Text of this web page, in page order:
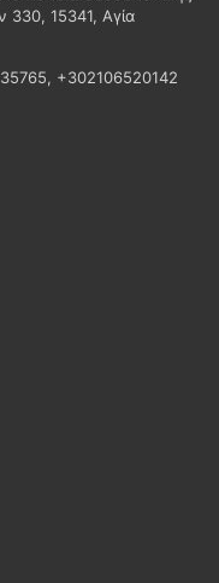
15341, Αγία
+302106520142